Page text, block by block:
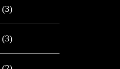
(3)
(3)